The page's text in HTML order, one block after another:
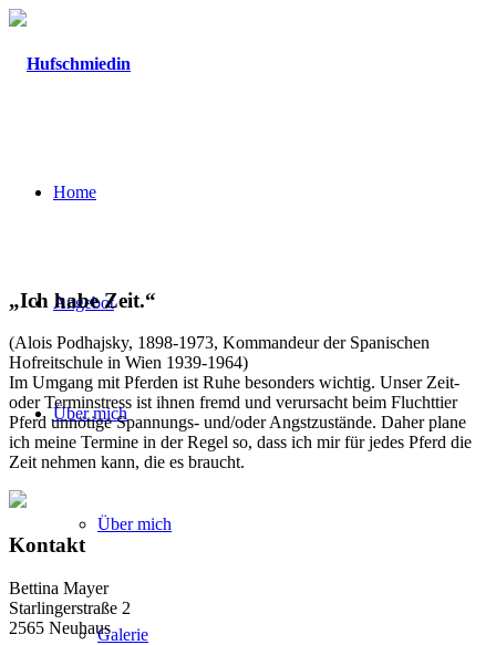
Home
Angebot
Über mich
Über mich
Galerie
„Ich habe Zeit.“
(Alois Podhajsky, 1898-1973, Kommandeur der Spanischen
Hofreitschule in Wien 1939-1964)
Im Umgang mit Pferden ist Ruhe besonders wichtig. Unser Zeit-
oder Terminstress ist ihnen fremd und verursacht beim Fluchttier
Pferd unnötige Spannungs- und/oder Angstzustände. Daher plane
ich meine Termine in der Regel so, dass ich mir für jedes Pferd die
Zeit nehmen kann, die es braucht.
Kontakt
Bettina Mayer
Starlingerstraße 2
2565 Neuhaus